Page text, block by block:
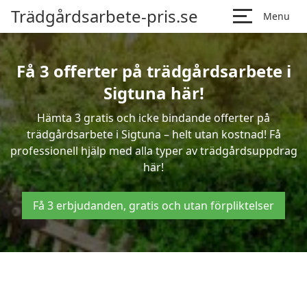
Trädgårdsarbete-pris.se Menu
Få 3 offerter på trädgårdsarbete i
Sigtuna här!
Hämta 3 gratis och icke bindande offerter på
trädgårdsarbete i Sigtuna – helt utan kostnad! Få
professionell hjälp med alla typer av trädgårdsuppdrag
här!
Få 3 erbjudanden, gratis och utan förpliktelser